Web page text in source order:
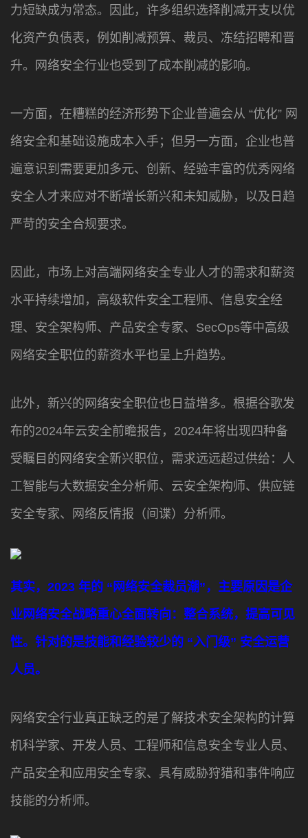
力短缺成为常态。因此，许多组织选择削减开支以优
化资产负债表，例如削减预算、裁员、冻结招聘和晋
升。网络安全行业也受到了成本削减的影响。
一方面，在糟糕的经济形势下企业普遍会从 “优化” 网
络安全和基础设施成本入手；但另一方面，企业也普
遍意识到需要更加多元、创新、经验丰富的优秀网络
安全人才来应对不断增长新兴和未知威胁，以及日趋
严苛的安全合规要求。
因此，市场上对高端网络安全专业人才的需求和薪资
水平持续增加，高级软件安全工程师、信息安全经
理、安全架构师、产品安全专家、SecOps等中高级
网络安全职位的薪资水平也呈上升趋势。
此外，新兴的网络安全职位也日益增多。根据谷歌发
布的2024年云安全前瞻报告，2024年将出现四种备
受瞩目的网络安全新兴职位，需求远远超过供给：人
工智能与大数据安全分析师、云安全架构师、供应链
安全专家、网络反情报（间谍）分析师。
其实， 2023 年的 “网络安全裁员潮”，主要原因是企
业网络安全战略重心全面转向：整合系统，提高可见
性。针对的是技能和经验较少的 “入门级” 安全运营
人员。
网络安全行业真正缺乏的是了解技术安全架构的计算
机科学家、开发人员、工程师和信息安全专业人员、
产品安全和应用安全专家、具有威胁狩猎和事件响应
技能的分析师。